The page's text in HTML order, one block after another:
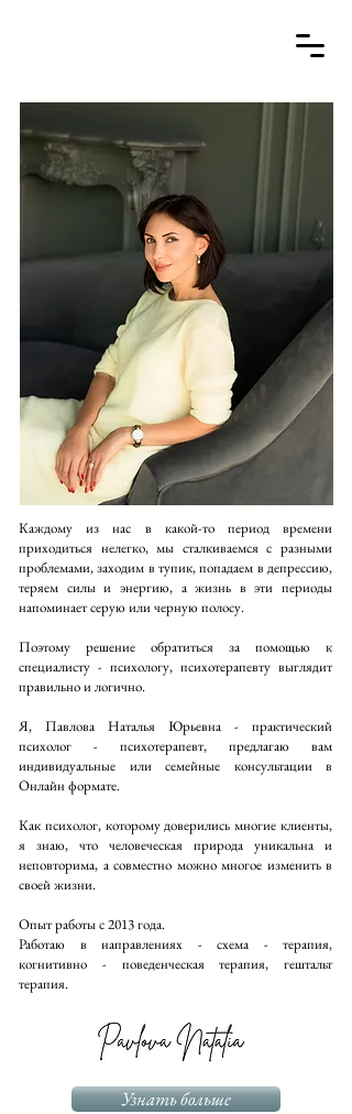
Каждому из нас в какой-то период времени
приходиться нелегко, мы сталкиваемся с разными
проблемами, заходим в тупик, попадаем в депрессию,
теряем силы и энергию, а жизнь в эти периоды
напоминает серую или черную полосу.
Поэтому решение обратиться за помощью к
специалисту - психологу, психотерапевту выглядит
правильно и логично.
Я, Павлова Наталья Юрьевна - практический
психолог - психотерапевт, предлагаю вам
индивидуальные или семейные консультации в
Онлайн формате.
Как психолог, которому доверились многие клиенты,
я знаю, что человеческая природа уникальна и
неповторима, а совместно можно многое изменить в
своей жизни.
Опыт работы с 2013 года.
Работаю в направлениях - схема - терапия,
когнитивно - поведенческая терапия, гештальт
терапия.
Узнать больше